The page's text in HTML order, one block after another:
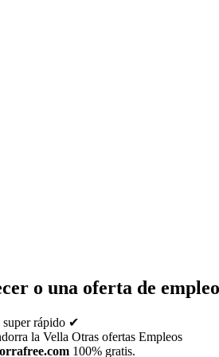
o una oferta de
rápido ✔
la Vella Otras ofertas Empleos
100% gratis.